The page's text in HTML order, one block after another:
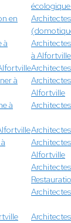
en
à
à Alfortville
à
Alfortville
à
Alfortville